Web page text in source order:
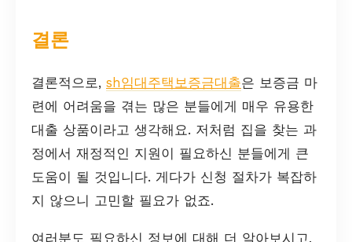
결론
결론적으로, sh임대주택보증금대출은 보증금 마
련에 어려움을 겪는 많은 분들에게 매우 유용한
대출 상품이라고 생각해요. 저처럼 집을 찾는 과
정에서 재정적인 지원이 필요하신 분들에게 큰
도움이 될 것입니다. 게다가 신청 절차가 복잡하
지 않으니 고민할 필요가 없죠.
여러분도 필요하신 정보에 대해 더 알아보시고,